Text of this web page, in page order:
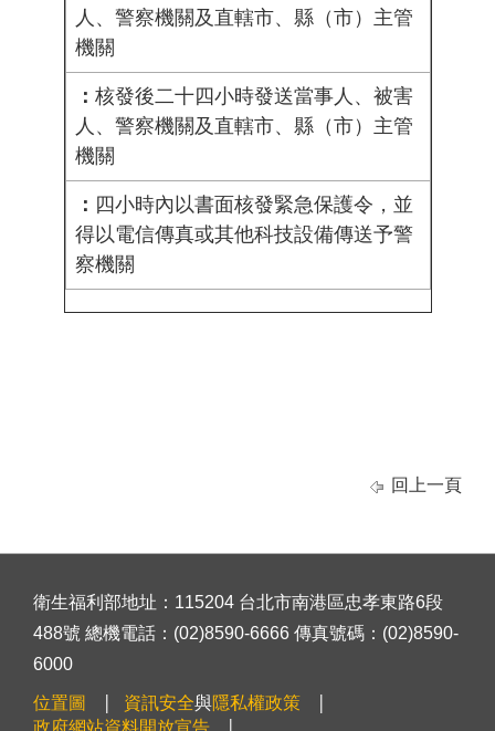
人、警察機關及直轄市、縣（市）主管
機關
核發後二十四小時發送當事人、被害
人、警察機關及直轄市、縣（市）主管
機關
四小時內以書面核發緊急保護令，並
得以電信傳真或其他科技設備傳送予警
察機關
回上一頁
衛生福利部地址：115204 台北市南港區忠孝東路6段
488號 總機電話：(02)8590-6666 傳真號碼：(02)8590-
6000
位置圖 資訊安全與隱私權政策
政府網站資料開放宣告